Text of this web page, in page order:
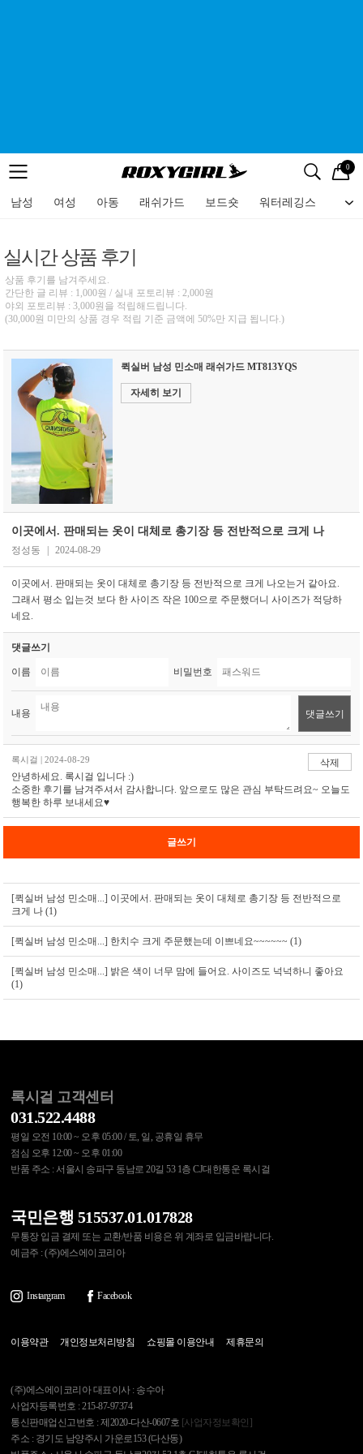
메뉴 검색
로고 0
남성 여성 아동 래쉬가드 보드숏 워터레깅스 비
메뉴
실시간 상품 후기
상품 후기를 남겨주세요.
간단한 글 리뷰 : 1,000원 / 실내 포토리뷰 : 2,000원
야외 포토리뷰 : 3,000원을 적립해드립니다.
(30,000원 미만의 상품 경우 적립 기준 금액에 50%만 지급 됩니다.)
퀵실버 남성 민소매 래쉬가드 MT813YQS
자세히 보기
이곳에서. 판매되는 옷이 대체로 총기장 등 전반적으로 크게 나
정성동 2024-08-29
이곳에서. 판매되는 옷이 대체로 총기장 등 전반적으로 크게 나오는거 같아요.
그래서 평소 입는것 보다 한 사이즈 작은 100으로 주문했더니 사이즈가 적당하
네요.
댓글쓰기
이름 비밀번호
내용 댓글쓰기
록시걸 | 2024-08-29
삭제
안녕하세요. 록시걸 입니다 :)
소중한 후기를 남겨주셔서 감사합니다. 앞으로도 많은 관심 부탁드려요~ 오늘도
행복한 하루 보내세요♥
글쓰기
[퀵실버 남성 민소매...] 이곳에서. 판매되는 옷이 대체로 총기장 등 전반적으로
크게 나 (1)
[퀵실버 남성 민소매...] 한치수 크게 주문했는데 이쁘네요~~~~~~ (1)
[퀵실버 남성 민소매...] 밝은 색이 너무 맘에 들어요. 사이즈도 넉넉하니 좋아요
(1)
록시걸 고객센터
031.522.4488
평일 오전 10:00 ~ 오후 05:00 / 토, 일, 공휴일 휴무
점심 오후 12:00 ~ 오후 01:00
반품 주소 : 서울시 송파구 동남로 20길 53 1층 CJ대한통운 록시걸
국민은행 515537.01.017828
무통장 입금 결제 또는 교환/반품 비용은 위 계좌로 입금바랍니다.
예금주 : (주)에스에이코리아
Instargram Facebook
이용약관 개인정보처리방침 쇼핑몰 이용안내 제휴문의
(주)에스에이코리아 대표이사 : 송수아
사업자등록번호 : 215-87-97374
통신판매업신고번호 : 제2020-다산-0607호 [사업자정보확인]
주소 : 경기도 남양주시 가운로153 (다산동)